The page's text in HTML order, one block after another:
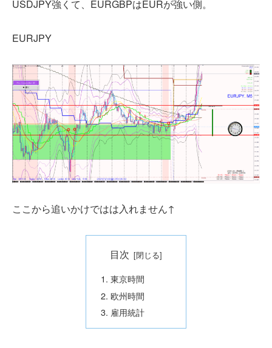
USDJPY強くて、EURGBPはEURが強い側。
EURJPY
ここから追いかけではは入れません↑
目次
東京時間
欧州時間
雇用統計